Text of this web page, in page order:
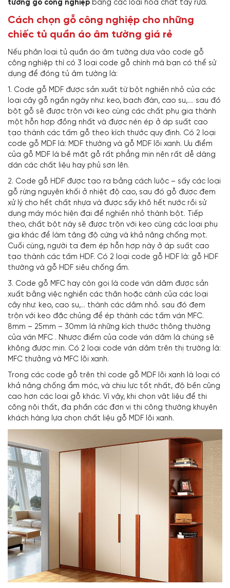
tường gỗ công nghiệp bằng các loại hóa chất tẩy rửa.
Cách chọn gỗ công nghiệp cho những
chiếc tủ quần áo âm tường giá rẻ
Nếu phân loại tủ quần áo âm tường dựa vào code gỗ
công nghiệp thì có 3 loại code gỗ chính mà bạn có thể sử
dụng để đóng tủ âm tường là:
1. Code gỗ MDF được sản xuất từ bột nghiền nhỏ của các
loại cây gỗ ngắn ngày như: keo, bạch đàn, cao su,…. sau đó
bột gỗ sẽ được trộn với keo cùng các chất phụ gia thành
một hỗn hợp đồng nhất và được nén ép ở áp suất cao
tạo thành các tấm gỗ theo kích thước quy định. Có 2 loại
code gỗ MDF là: MDF thường và gỗ MDF lõi xanh. Ưu điểm
của gỗ MDF là bề mặt gỗ rất phẳng mịn nên rất dễ dàng
dán các chất liệu hay phủ sơn lên.
2. Code gỗ HDF được tạo ra bằng cách luộc – sấy các loại
gỗ rừng nguyên khối ở nhiệt độ cao, sau đó gỗ được đem
xử lý cho hết chất nhựa và được sấy khô hết nước rồi sử
dụng máy móc hiện đại để nghiền nhỏ thành bột. Tiếp
theo, chất bột này sẽ được trộn với keo cùng các loại phụ
gia khác để làm tăng độ cứng và khả năng chống mọt.
Cuối cùng, người ta đem ép hỗn hợp này ở áp suất cao
tạo thành các tấm HDF. Có 2 loại code gỗ HDF là: gỗ HDF
thường và gỗ HDF siêu chống ẩm.
3. Code gỗ MFC hay còn gọi là code ván dăm được sản
xuất bằng việc nghiền các thân hoặc cành của các loại
cây như: keo, cao su,… thành các dăm nhỏ. sau đó đem
trộn với keo đặc chủng để ép thành các tấm ván MFC.
8mm – 25mm – 30mm là những kích thước thông thường
của ván MFC . Nhược điểm của code ván dăm là chúng sẽ
không được mịn. Có 2 loại code ván dăm trên thị trường là:
MFC thưởng và MFC lõi xanh.
Trong các code gỗ trên thì code gỗ MDF lõi xanh là loại có
khả năng chống ẩm móc, và chịu lực tốt nhất, độ bền cũng
cao hơn các loại gỗ khác. Vì vậy, khi chọn vật liệu để thi
công nội thất, đa phần các đơn vị thi công thường khuyên
khách hàng lựa chọn chất liệu gỗ MDF lõi xanh.